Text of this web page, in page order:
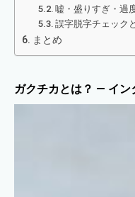
嘘・盛りすぎ・過
誤字脱字チェック
まとめ
ガクチカとは？ ― イン